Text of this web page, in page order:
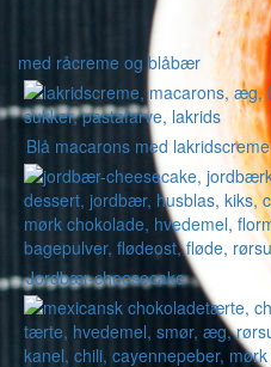
med råcreme og blåbær
Blå macarons med lakridscreme
Jordbær-cheesecake